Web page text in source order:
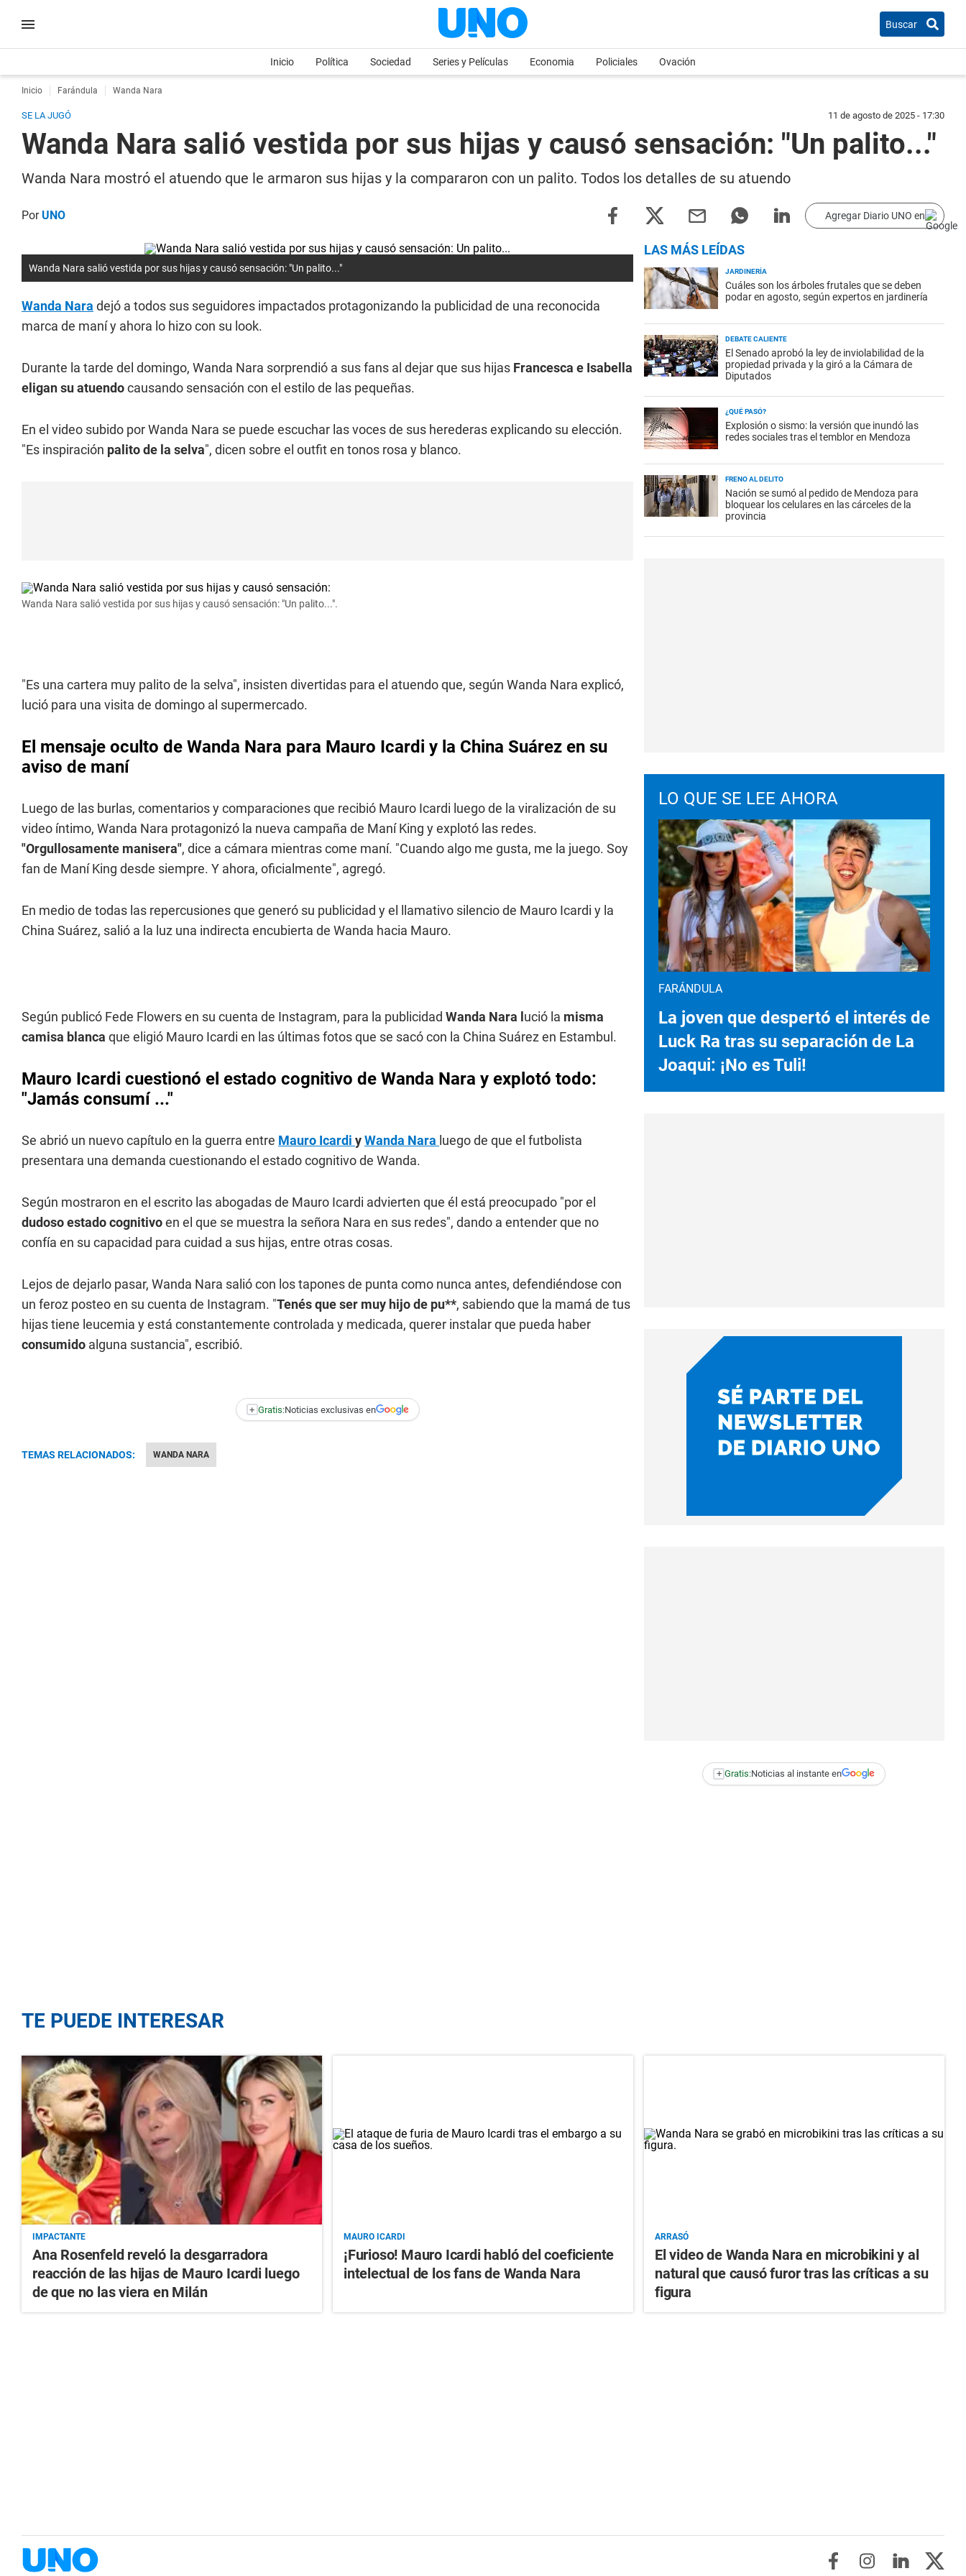
Buscar
Inicio Política Sociedad Series y Películas Economia Policiales Ovación
Inicio Farándula Wanda Nara
SE LA JUGÓ 11 de agosto de 2025 - 17:30
Wanda Nara salió vestida por sus hijas y causó sensación: "Un palito..."
Wanda Nara mostró el atuendo que le armaron sus hijas y la compararon con un palito. Todos los detalles de su atuendo
PorUNO Agregar Diario UNO en
Wanda Nara salió vestida por sus hijas y causó sensación: "Un palito..."
Wanda Nara dejó a todos sus seguidores impactados protagonizando la publicidad de una reconocida
marca de maní y ahora lo hizo con su look.
Durante la tarde del domingo, Wanda Nara sorprendió a sus fans al dejar que sus hijas Francesca e Isabella
eligan su atuendocausando sensación con el estilo de las pequeñas.
En el video subido por Wanda Nara se puede escuchar las voces de sus herederas explicando su elección.
"Es inspiración palito de la selva", dicen sobre el outfit en tonos rosa y blanco.
Wanda Nara salió vestida por sus hijas y causó sensación: "Un palito...".
"Es una cartera muy palito de la selva", insisten divertidas para el atuendo que, según Wanda Nara explicó,
lució para una visita de domingo al supermercado.
El mensaje oculto de Wanda Nara para Mauro Icardi y la China Suárez en su
aviso de maní
Luego de las burlas, comentarios y comparaciones que recibió Mauro Icardi luego de la viralización de su
video íntimo, Wanda Nara protagonizó la nueva campaña de Maní King y explotó las redes.
"Orgullosamente manisera", dice a cámara mientras come maní. "Cuando algo me gusta, me la juego. Soy
fan de Maní King desde siempre. Y ahora, oficialmente", agregó.
En medio de todas las repercusiones que generó su publicidad y el llamativo silencio de Mauro Icardi y la
China Suárez, salió a la luz una indirecta encubierta de Wanda hacia Mauro.
Según publicó Fede Flowers en su cuenta de Instagram, para la publicidad Wanda Nara l ució la misma
camisa blanca que eligió Mauro Icardi en las últimas fotos que se sacó con la China Suárez en Estambul.
Mauro Icardi cuestionó el estado cognitivo de Wanda Nara y explotó todo:
"Jamás consumí ..."
Se abrió un nuevo capítulo en la guerra entre Mauro Icardi yWanda Nara luego de que el futbolista
presentara una demanda cuestionando el estado cognitivo de Wanda.
Según mostraron en el escrito las abogadas de Mauro Icardi advierten que él está preocupado "por el
dudoso estado cognitivoen el que se muestra la señora Nara en sus redes", dando a entender que no
confía en su capacidad para cuidad a sus hijas, entre otras cosas.
Lejos de dejarlo pasar, Wanda Nara salió con los tapones de punta como nunca antes, defendiéndose con
un feroz posteo en su cuenta de Instagram. "Tenés que ser muy hijo de pu**, sabiendo que la mamá de tus
hijas tiene leucemia y está constantemente controlada y medicada, querer instalar que pueda haber
consumido alguna sustancia", escribió.
+ Gratis:Noticias exclusivas en
TEMAS RELACIONADOS: WANDA NARA
LAS MÁS LEÍDAS
JARDINERÍA
Cuáles son los árboles frutales que se deben
podar en agosto, según expertos en jardinería
DEBATE CALIENTE
El Senado aprobó la ley de inviolabilidad de la
propiedad privada y la giró a la Cámara de
Diputados
¿QUÉ PASÓ?
Explosión o sismo: la versión que inundó las
redes sociales tras el temblor en Mendoza
FRENO AL DELITO
Nación se sumó al pedido de Mendoza para
bloquear los celulares en las cárceles de la
provincia
LO QUE SE LEE AHORA
FARÁNDULA
La joven que despertó el interés de
Luck Ra tras su separación de La
Joaqui: ¡No es Tuli!
+ Gratis:Noticias al instante en
TE PUEDE INTERESAR
IMPACTANTE
Ana Rosenfeld reveló la desgarradora
reacción de las hijas de Mauro Icardi luego
de que no las viera en Milán
MAURO ICARDI
¡Furioso! Mauro Icardi habló del coeficiente
intelectual de los fans de Wanda Nara
ARRASÓ
El video de Wanda Nara en microbikini y al
natural que causó furor tras las críticas a su
figura